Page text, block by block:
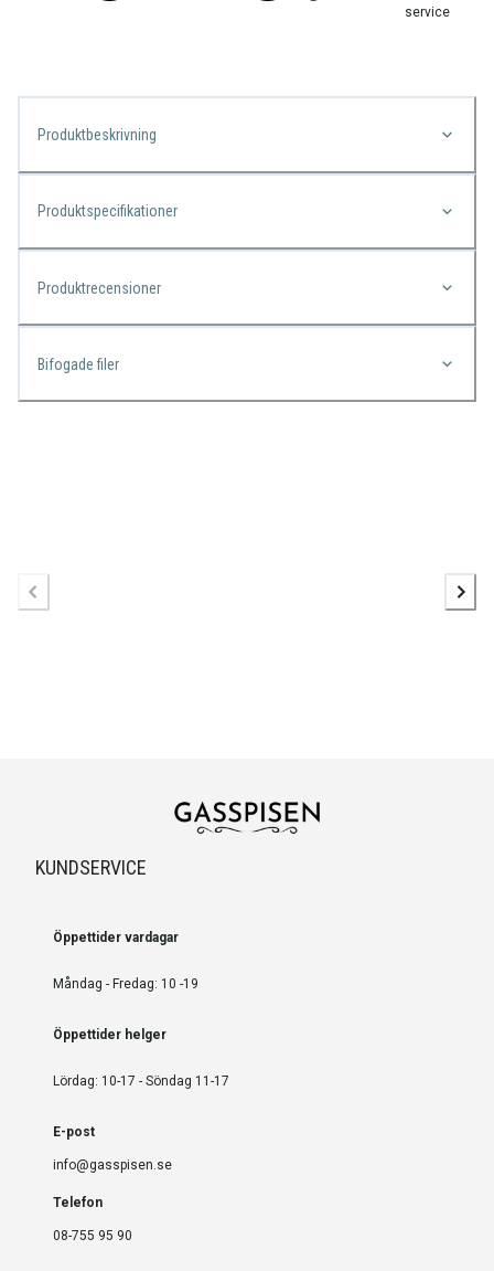
service
Produktbeskrivning
Produktspecifikationer
Produktrecensioner
Bifogade filer
KUNDSERVICE
Öppettider vardagar
Måndag - Fredag: 10 -19
Öppettider helger
Lördag: 10-17 - Söndag 11-17
E-post
info@gasspisen.se
Telefon
08-755 95 90